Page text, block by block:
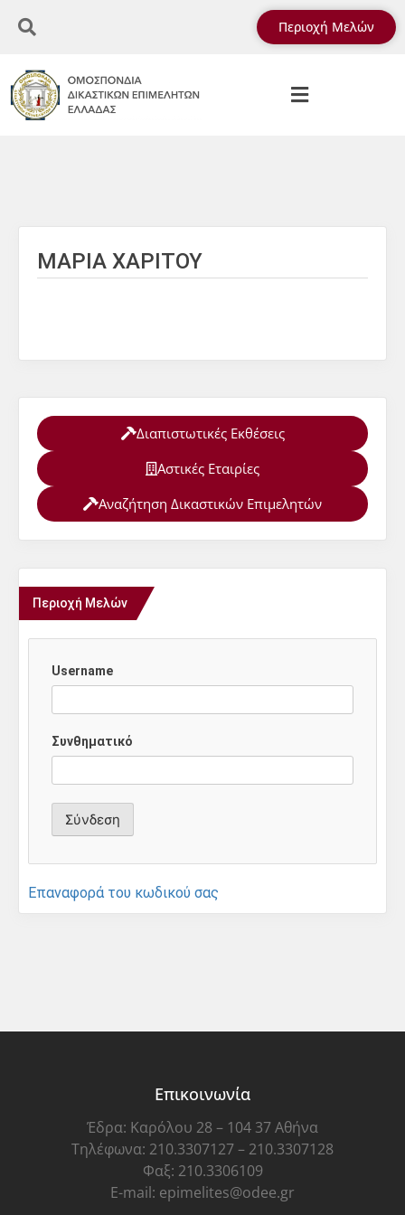
Περιοχή Μελών
ΜΑΡΙΑ ΧΑΡΙΤΟΥ
Διαπιστωτικές Εκθέσεις
Αστικές Εταιρίες
Αναζήτηση Δικαστικών Επιμελητών
Περιοχή Μελών
Username
Συνθηματικό
Επαναφορά του κωδικού σας
Επικοινωνία
Έδρα: Καρόλου 28 – 104 37 Αθήνα
Τηλέφωνα: 210.3307127 – 210.3307128
Φαξ: 210.3306109
E-mail: epimelites@odee.gr